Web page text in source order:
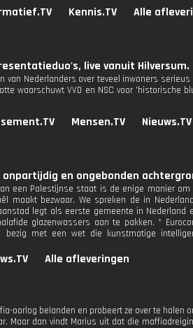
Kennis.TV Alle
live vanuit Hilversum.
van Nederlanders over teveel inwoners
waarschuwt VVD en NSC voor 'historische
Mensen.TV Nieuws.TV
en ongebonden
een Palestijnse staat is de enige manier
maakt bezwaar. We spreken de in
legt als eerste gemeente in Nederland
glazenwassers aan te pakken. *
bezig met een wet die kunstmatige
Alle afleveringen
oorlog belanden en probeert ze over te halen
Maar dan vindt Marius uit dat die